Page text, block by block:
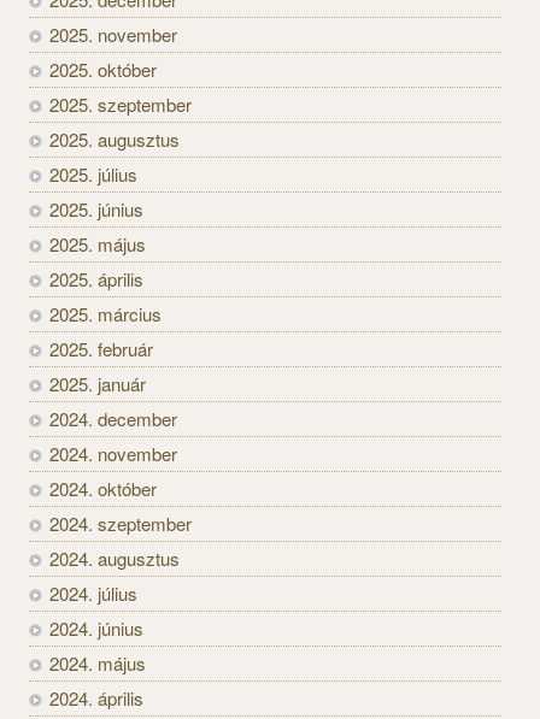
2025. november
2025. október
2025. szeptember
2025. augusztus
2025. július
2025. június
2025. május
2025. április
2025. március
2025. február
2025. január
2024. december
2024. november
2024. október
2024. szeptember
2024. augusztus
2024. július
2024. június
2024. május
2024. április